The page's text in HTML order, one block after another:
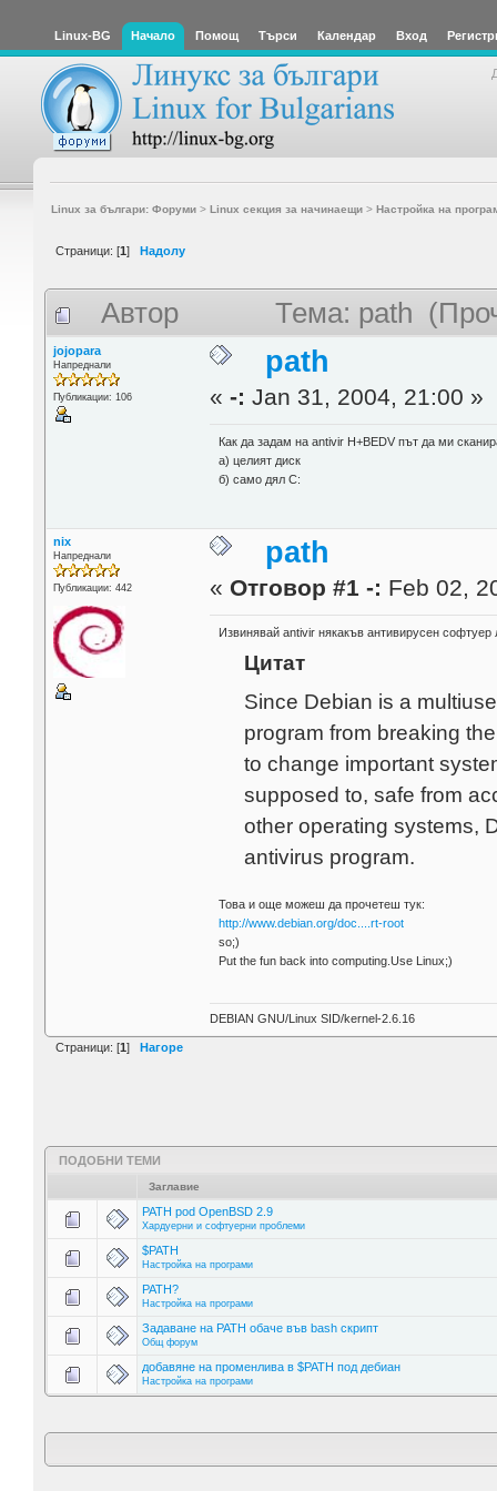
Linux-BG Начало Помощ Търси Календар Вход
Linux за българи: Форуми> Linux секция за начинаещи> Настройка на
Страници: [1] Надолу
Автор Тема: path
jojopara
Напреднали
Публикации: 106
path
«-: Jan 31, 2004, 21:00 »
Как да задам на antivir H+BEDV път да ми
а) целият диск
б) само дял С:
nix
Напреднали
Публикации: 442
path
« Отговор #1 -: Feb 02,
Извинявай antivir някакъв антивирусен
Цитат
Since Debian is a
program from breaking
to change important
supposed to, safe from
other operating systems,
antivirus program.
Това и още можеш да прочетеш тук:
http://www.debian.org/doc....rt-root
so;)
Put the fun back into computing.Use Linux;)
DEBIAN GNU/Linux SID/kernel-2.6.16
Страници: [1] Нагоре
ПОДОБНИ ТЕМИ
Заглавие
PATH pod OpenBSD 2.9
Хардуерни и софтуерни проблеми
$PATH
Настройка на програми
PATH?
Настройка на програми
Задаване на PATH обаче във bash скрипт
Общ форум
добавяне на променлива в $PATH под дебиан
Настройка на програми